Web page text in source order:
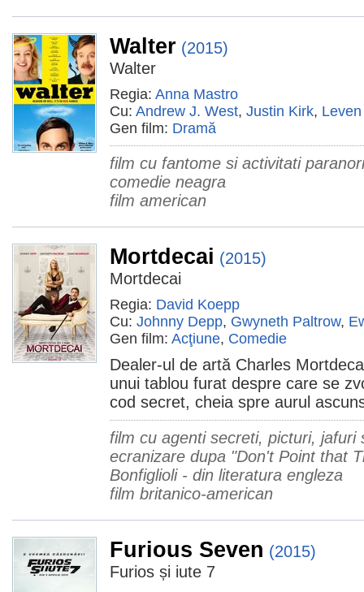
Walter (2015)
Walter
Regia: Anna Mastro
Cu: Andrew J. West, Justin Kirk,
Gen film: Dramă
film cu fantome si activitati
comedie neagra
film american
Mortdecai (2015)
Mortdecai
Regia: David Koepp
Cu: Johnny Depp, Gwyneth Paltrow,
Gen film: Acţiune, Comedie
Dealer-ul de artă Charles
unui tablou furat despre care se
cod secret, cheia spre aurul
film cu agenti secreti, picturi, jafuri
ecranizare dupa "Don't Point that
Bonfiglioli - din literatura engleza
film britanico-american
Furious Seven (2015)
Furios și iute 7